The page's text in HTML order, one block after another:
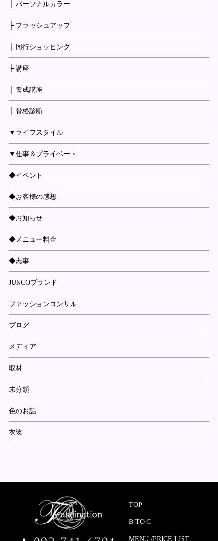
├ パーソナルカラー
├ ブラッシュアップ
├ 同行ショッピング
├ 講座
├ 養成講座
├ 骨格診断
▼ライフスタイル
▼仕事＆プライベート
◆イベント
◆お客様の感想
◆お知らせ
◆メニュー料金
◆志事
JUNCOブランド
ファッションコンサル
ブログ
メディア
取材
未分類
色のお話
衣装
TOP
B TO C
MENU /PRICE LIST